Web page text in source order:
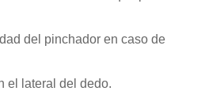
del pinchador en caso de
el lateral del dedo.